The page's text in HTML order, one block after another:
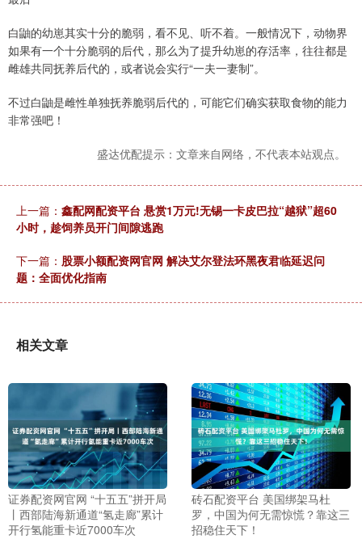
白鼬的幼崽其实十分的脆弱，看不见、听不着。一般情况下，动物界
如果有一个十分脆弱的后代，那么为了提升幼崽的存活率，往往都是
雌雄共同抚养后代的，或者说会实行“一夫一妻制”。
不过白鼬是雌性单独抚养脆弱后代的，可能它们确实获取食物的能力
非常强吧！
盛达优配提示：文章来自网络，不代表本站观点。
上一篇： 鑫配网配资平台 悬赏1万元!无锡一卡皮巴拉“越狱”超60
小时，趁饲养员开门间隙逃跑
下一篇： 股票小额配资网官网 解决艾尔登法环黑夜君临延迟问
题：全面优化指南
相关文章
证券配资网官网 “十五五”拼开局
丨西部陆海新通道“氢走廊”累计
开行氢能重卡近7000车次
砖石配资平台 美国绑架马杜
罗，中国为何无需惊慌？靠这三
招稳住天下！